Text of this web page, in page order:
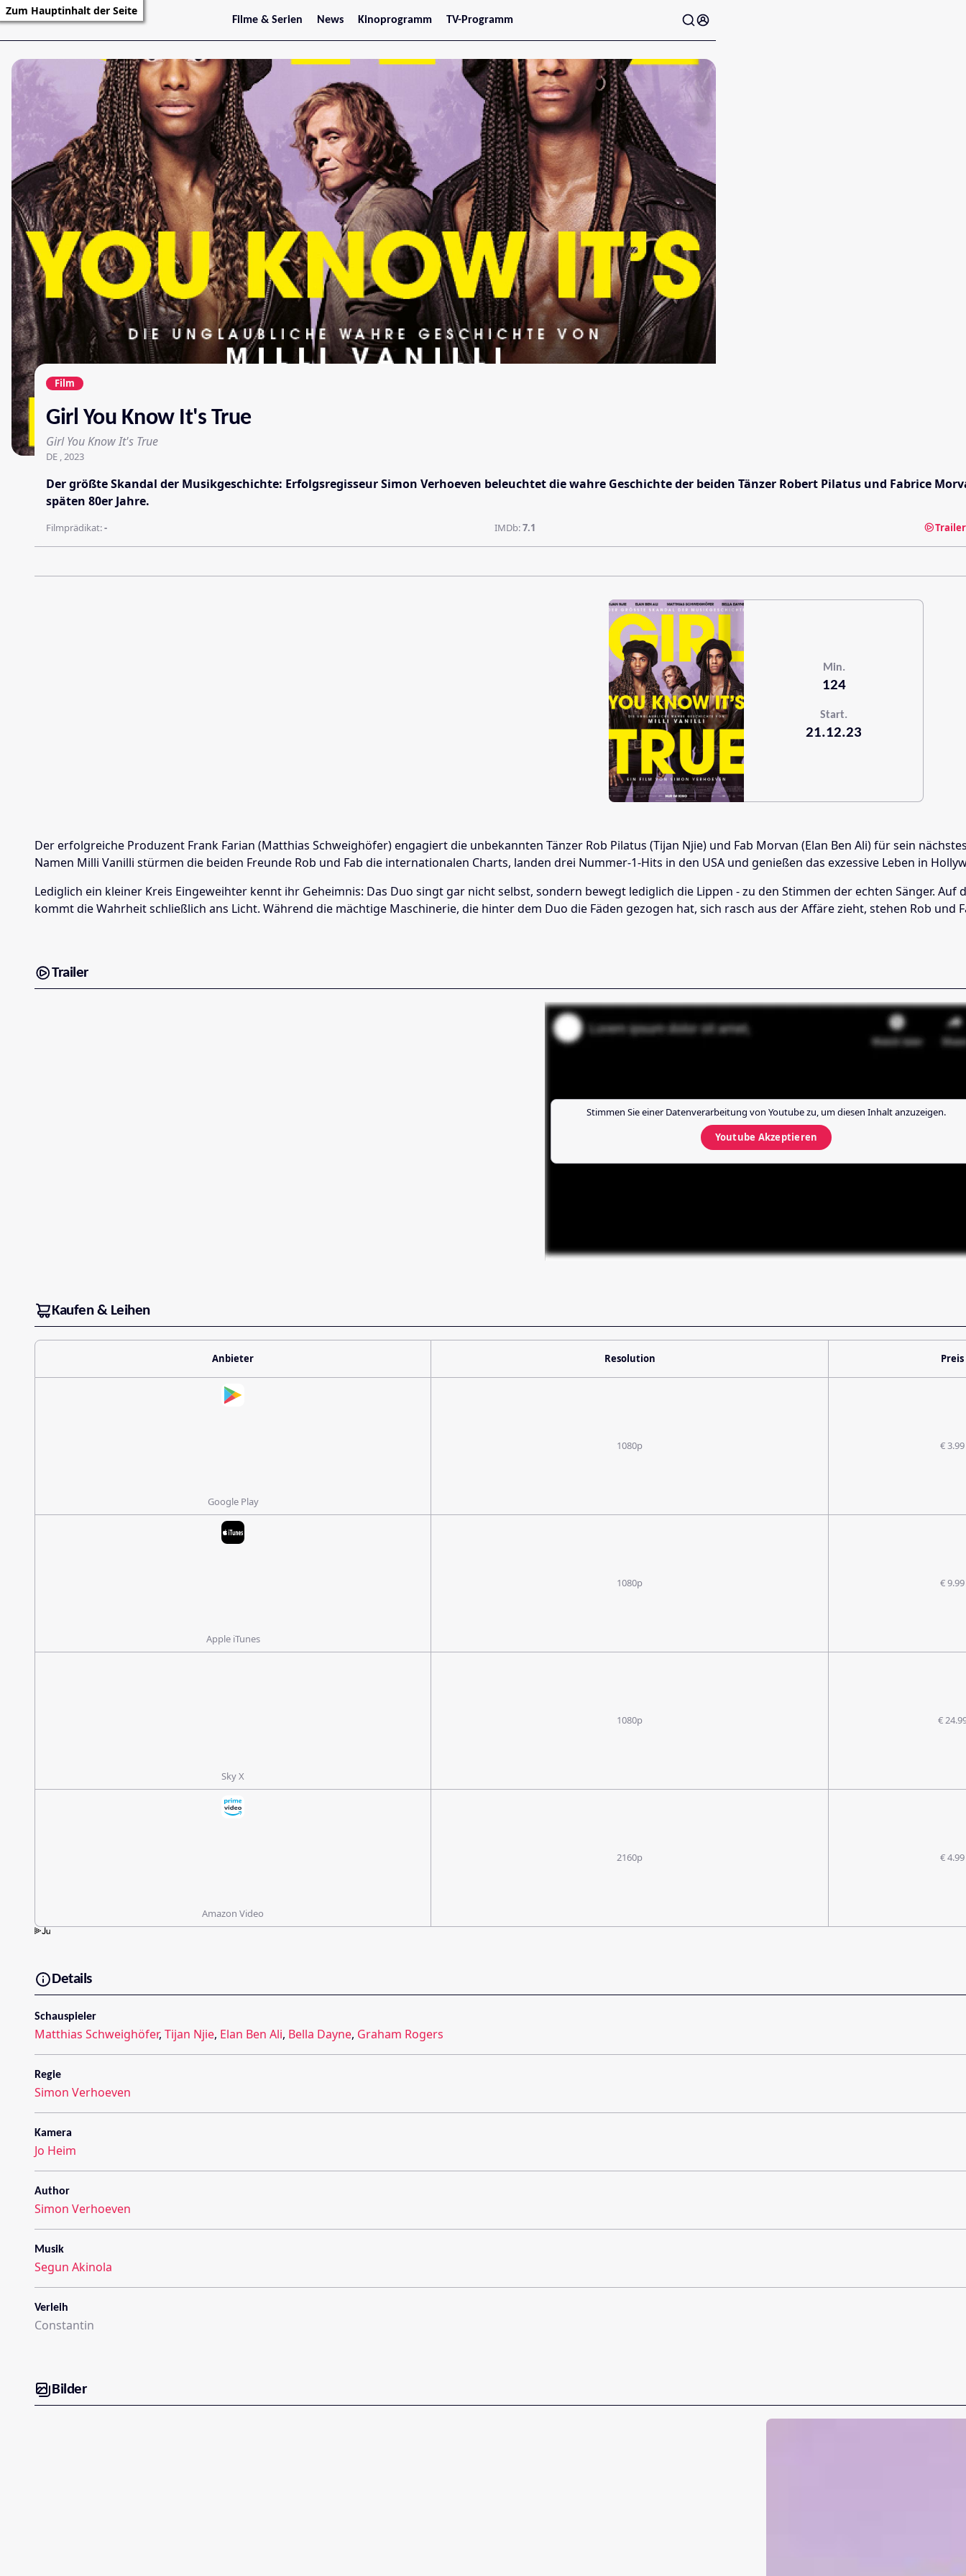
Zum Hauptinhalt der Seite
Filme & Serien
Trailer
Filmarchiv
Serienarchiv
News
Stars
Kinoprogramm
Jetzt im Kino
Wien
Niederösterreich
Oberösterreich
Steiermark
Burgenland
Kärnten
Salzburg
Tirol
Vorarlberg
TV-Programm
Film
Girl You Know It's True
Girl You Know It's True
DE , 2023
Der größte Skandal der Musikgeschichte: Erfolgsregisseur Simon Verhoeven beleuchtet die wahre Geschichte der beiden Tänzer Robert Pilatus und Fabrice
späten 80er Jahre.
Filmprädikat:- IMDb:7.1
Min.
124
Start.
21.12.23
Der erfolgreiche Produzent Frank Farian (Matthias Schweighöfer) engagiert die unbekannten Tänzer Rob Pilatus (Tijan Njie) und Fab Morvan (Elan Ben Ali) für sein
Namen Milli Vanilli stürmen die beiden Freunde Rob und Fab die internationalen Charts, landen drei Nummer-1-Hits in den USA und genießen das exzessive Leben in
Lediglich ein kleiner Kreis Eingeweihter kennt ihr Geheimnis: Das Duo singt gar nicht selbst, sondern bewegt lediglich die Lippen - zu den Stimmen der echten Sänger.
kommt die Wahrheit schließlich ans Licht. Während die mächtige Maschinerie, die hinter dem Duo die Fäden gezogen hat, sich rasch aus der Affäre zieht, stehen Rob
Trailer
Stimmen Sie einer Datenverarbeitung von Youtubezu, um diesen Inhalt anzuzeigen.
Youtube Akzeptieren
Kaufen & Leihen
Anbieter Resolution Preis
Google Play
1080p € 3.99
Apple iTunes
1080p € 9.99
Sky X
1080p €
Amazon Video
2160p € 4.99
Details
Schauspieler
Matthias Schweighöfer, Tijan Njie, Elan Ben Ali, Bella Dayne, Graham Rogers
Regie
Simon Verhoeven
Kamera
Jo Heim
Author
Simon Verhoeven
Musik
Segun Akinola
Verleih
Constantin
Bilder